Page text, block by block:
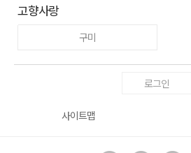
고향사랑
구미
로그인
사이트맵